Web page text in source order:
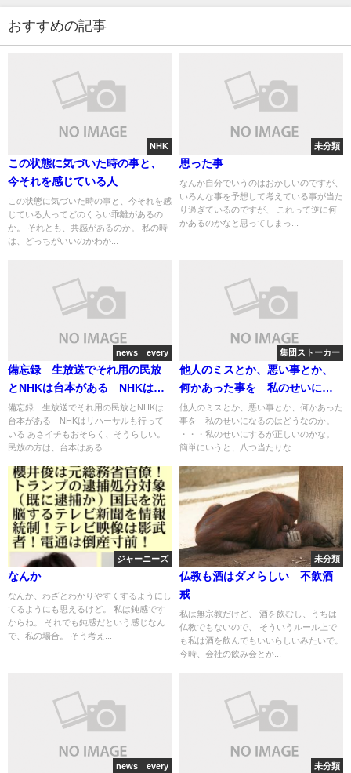
おすすめの記事
NHK
この状態に気づいた時の事と、
今それを感じている人
この状態に気づいた時の事と、今それを感
じている人ってどのくらい乖離があるの
か。 それとも、共感があるのか。 私の時
は、どっちがいいのかわか...
未分類
思った事
なんか自分でいうのはおかしいのですが、
いろんな事を予想して考えている事が当た
り過ぎているのですが、 これって逆に何
かあるのかなと思ってしまっ...
news every
備忘録 生放送でそれ用の民放
とNHKは台本がある NHKはリ
ハーサルも行っている
備忘録 生放送でそれ用の民放とNHKは
台本がある NHKはリハーサルも行って
いる あさイチもおそらく、そうらしい。
民放の方は、台本はある...
集団ストーカー
他人のミスとか、悪い事とか、
何かあった事を 私のせいにな
るのはどうなのか
他人のミスとか、悪い事とか、何かあった
事を 私のせいになるのはどうなのか。
・・・私のせいにするが正しいのかな。
簡単にいうと、八つ当たりな...
ジャーニーズ
なんか
なんか、わざとわかりやすくするようにし
てるようにも思えるけど。 私は鈍感です
からね。 それでも鈍感だという感じなん
で、私の場合。 そう考え...
未分類
仏教も酒はダメらしい 不飲酒
戒
私は無宗教だけど、 酒を飲むし、うちは
仏教でもないので、 そういうルール上で
も私は酒を飲んでもいいらしいみたいで。
今時、会社の飲み会とか...
news every 未分類